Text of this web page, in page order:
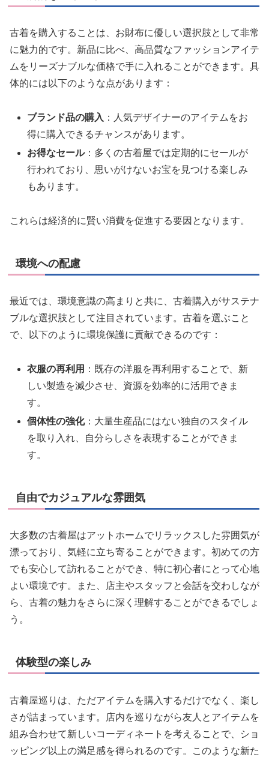
古着を購入することは、お財布に優しい選択肢として非常
に魅力的です。新品に比べ、高品質なファッションアイテ
ムをリーズナブルな価格で手に入れることができます。具
体的には以下のような点があります：
ブランド品の購入 ：人気デザイナーのアイテムをお
得に購入できるチャンスがあります。
お得なセール：多くの古着屋では定期的にセールが
行われており、思いがけないお宝を見つける楽しみ
もあります。
これらは経済的に賢い消費を促進する要因となります。
環境への配慮
最近では、環境意識の高まりと共に、古着購入がサステナ
ブルな選択肢として注目されています。古着を選ぶこと
で、以下のように環境保護に貢献できるのです：
衣服の再利用 ：既存の洋服を再利用することで、新
しい製造を減少させ、資源を効率的に活用できま
す。
個体性の強化：大量生産品にはない独自のスタイル
を取り入れ、自分らしさを表現することができま
す。
自由でカジュアルな雰囲気
大多数の古着屋はアットホームでリラックスした雰囲気が
漂っており、気軽に立ち寄ることができます。初めての方
でも安心して訪れることができ、特に初心者にとって心地
よい環境です。また、店主やスタッフと会話を交わしなが
ら、古着の魅力をさらに深く理解することができるでしょ
う。
体験型の楽しみ
古着屋巡りは、ただアイテムを購入するだけでなく、楽し
さが詰まっています。店内を巡りながら友人とアイテムを
組み合わせて新しいコーディネートを考えることで、ショ
ッピング以上の満足感を得られるのです。このような新た